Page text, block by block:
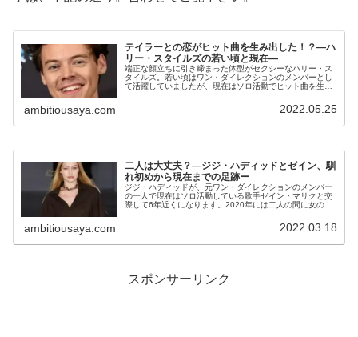
テイラーとの恋がヒット曲を生み出した！？―ハ
リー・スタイルズの若い頃と現在―
端正な顔立ちに引き締まった体型がセクシーなハリー・ス
タイルズ。若い頃はワン・ダイレクションのメンバーとし
て活躍していましたが、現在はソロ活動でヒット曲を生み
ambitiousaya.com 2022.05.25
二人は大丈夫？―ジジ・ハディッドとゼイン、馴
れ初めから現在までの足跡ー
ジジ・ハディッドが、元ワン・ダイレクションのメンバー
の一人で現在はソロ活動している歌手ゼイン・マリクと交
際して6年近くになります。2020年には二人の間に女の子
ambitiousaya.com 2022.03.18
スポンサーリンク